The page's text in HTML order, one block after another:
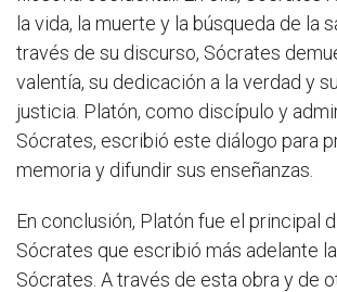
la vida, la muerte y la búsqueda de la
través de su discurso, Sócrates
valentía, su dedicación a la verdad y
justicia. Platón, como discípulo y
Sócrates, escribió este diálogo para
memoria y difundir sus enseñanzas.
En conclusión, Platón fue el principal
Sócrates que escribió más adelante
Sócrates. A través de esta obra y de